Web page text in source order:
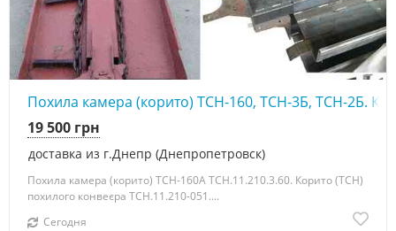
Похила камера (корито) ТСН-160, ТСН-3Б, ТСН-2Б.
доставка из г.Днепр (Днепропетровск)
19 500 грн
Похила камера (корито) ТСН-160А ТСН.11.210.3.60. Корито (ТСН)
похилого конвеєра ТСН.11.210-051....
Сегодня